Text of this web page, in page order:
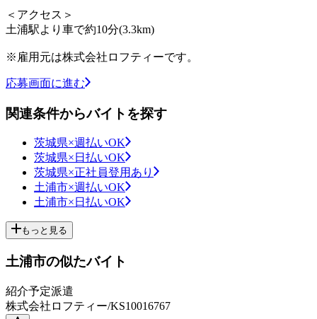
＜アクセス＞
土浦駅より車で約10分(3.3km)
※雇用元は株式会社ロフティーです。
応募画面に進む
関連条件からバイトを探す
茨城県×週払いOK
茨城県×日払いOK
茨城県×正社員登用あり
土浦市×週払いOK
土浦市×日払いOK
もっと見る
土浦市の似たバイト
紹介予定派遣
株式会社ロフティー/KS10016767